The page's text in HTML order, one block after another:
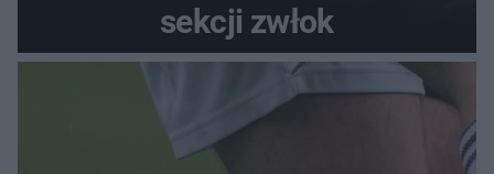
sekcji zwłok